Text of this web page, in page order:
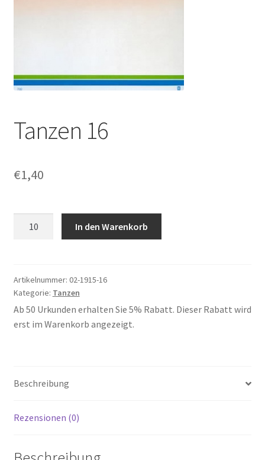
Tanzen 16
€1,40
In den Warenkorb
Artikelnummer: 02-1915-16
Kategorie: Tanzen
Ab 50 Urkunden erhalten Sie 5% Rabatt. Dieser Rabatt wird
erst im Warenkorb angezeigt.
Beschreibung
Rezensionen (0)